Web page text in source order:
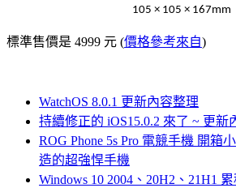
105 × 105 × 167mm
標準售價是 4999 元 (價格參考來自)
WatchOS 8.0.1 更新內容整理
持續修正的 iOS15.0.2 來了 ~ 更新
ROG Phone 5s Pro 電競手機 開箱
造的超強悍手機
Windows 10 2004、20H2、21H1